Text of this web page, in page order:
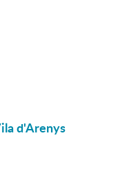
d'Arenys